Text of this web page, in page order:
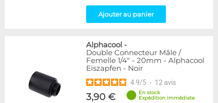
Ajouter au panier
Alphacool -
Double Connecteur Mâle /
Femelle 1/4" - 20mm - Alphacool
Eiszapfen - Noir
4.9/5 - 12 avis
3,90 €
En stock
Expédition immédiate